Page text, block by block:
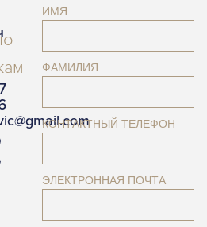
ИМЯ
ФАМИЛИЯ
КОНТАКТНЫЙ ТЕЛЕФОН
ЭЛЕКТРОННАЯ ПОЧТА